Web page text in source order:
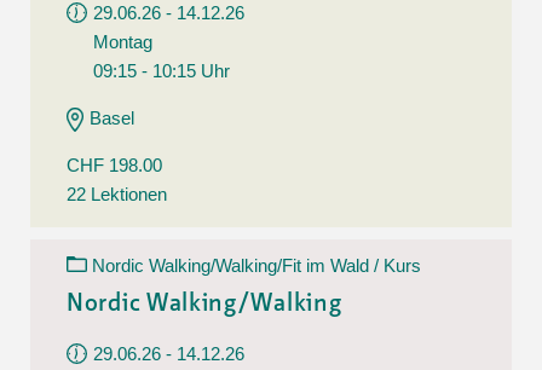
29.06.26 - 14.12.26
Montag
09:15 - 10:15 Uhr
Basel
CHF 198.00
22 Lektionen
Nordic Walking/Walking/Fit im Wald / Kurs
Nordic Walking/Walking
29.06.26 - 14.12.26